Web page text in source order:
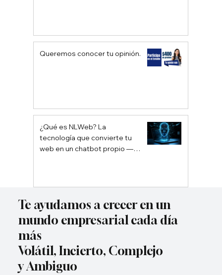
Queremos conocer tu opinión.
¿Qué es NLWeb? La
tecnología que convierte tu
web en un chatbot propio —
Te ayudamos a crecer en un
mundo empresarial cada día
más
Volátil, Incierto, Complejo
y Ambiguo